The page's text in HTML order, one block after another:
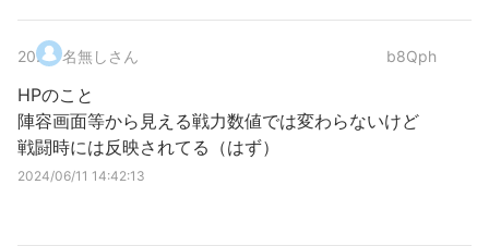
20. 名無しさん b8Qph
HPのこと
陣容画面等から見える戦力数値では変わらないけど
戦闘時には反映されてる（はず）
2024/06/11 14:42:13